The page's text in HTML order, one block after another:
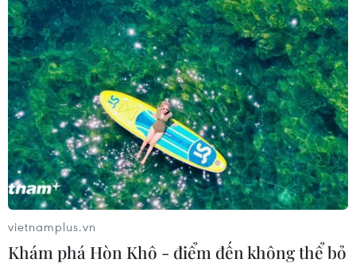
vietnamplus.vn
Khám phá Hòn Khô - điểm đến không thể bỏ